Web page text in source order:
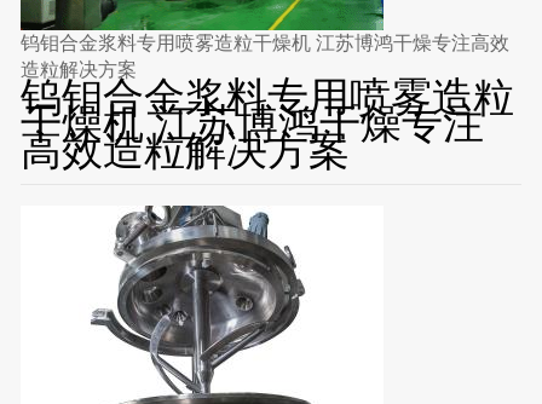
钨钼合金浆料专用喷雾造粒干燥机 江苏博鸿干燥专注高效
造粒解决方案
钨钼合金浆料专用喷雾造粒
干燥机 江苏博鸿干燥专注
高效造粒解决方案